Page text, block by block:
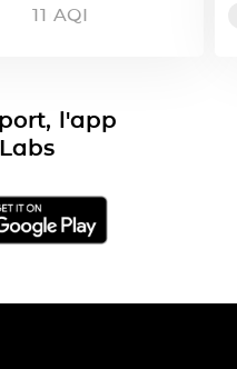
11 AQI
l'app